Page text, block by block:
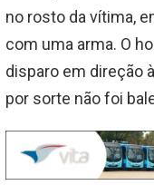
no rosto da vítima,
com uma arma. O
disparo em direção
por sorte não foi